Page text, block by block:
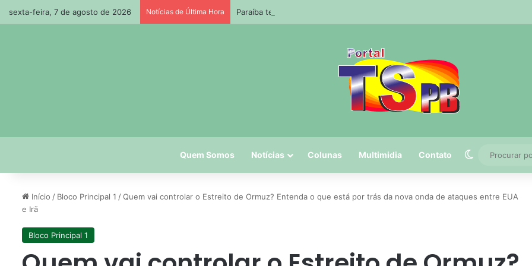
sexta-feira, 7 de agosto de 2026 Notícias de Última Hora Paraíba tem 5º maior crescimento do país no Ideb do ensino médio na rede
Quem Somos Notícias Colunas Multimidia Contato Switch skin
Início / Bloco Principal 1 /Quem vai controlar o Estreito de Ormuz? Entenda o que está por trás da nova onda de ataques entre EUA
e Irã
Bloco Principal 1